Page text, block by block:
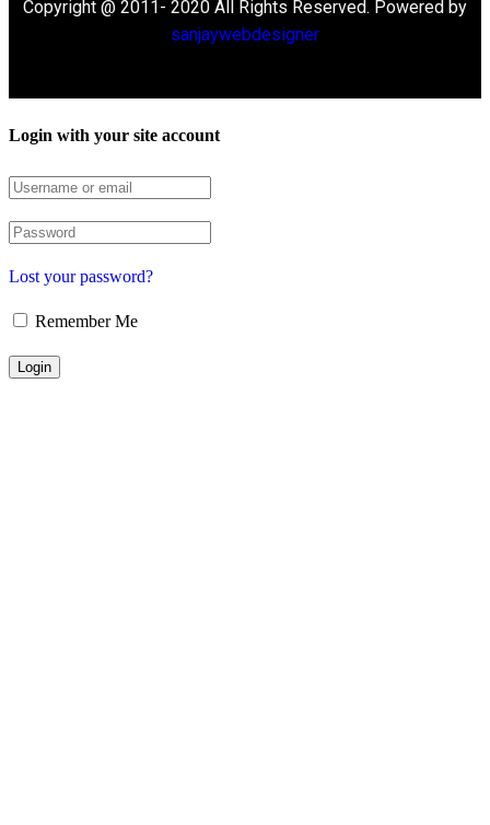
Copyright @ 2011- 2020 All Rights Reserved. Powered by
sanjaywebdesigner
Login with your site account
Lost your password?
Remember Me